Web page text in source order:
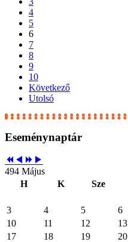
4
5
6
7
8
9
10
Következő
Utolsó
Eseménynaptár
494 Május
H
K Sze
3
4 5 6
10
11 12 13
17
18 19 20